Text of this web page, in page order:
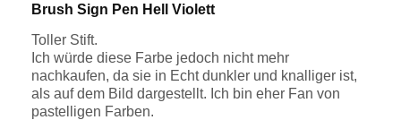
Brush Sign Pen Hell Violett
Toller Stift.
Ich würde diese Farbe jedoch nicht mehr
nachkaufen, da sie in Echt dunkler und knalliger ist,
als auf dem Bild dargestellt. Ich bin eher Fan von
pastelligen Farben.